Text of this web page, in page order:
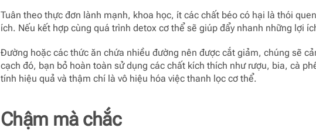
Tuân theo thực đơn lành mạnh, khoa học, ít các chất béo có hại là thói
ích. Nếu kết hợp cùng quá trình detox cơ thể sẽ giúp đẩy nhanh những lợi
Đường hoặc các thức ăn chứa nhiều đường nên được cắt giảm, chúng sẽ
cạch đó, bạn bỏ hoàn toàn sử dụng các chất kích thích như rượu, bia, cà
tính hiệu quả và thậm chí là vô hiệu hóa việc thanh lọc cơ thể.
Chậm mà chắc